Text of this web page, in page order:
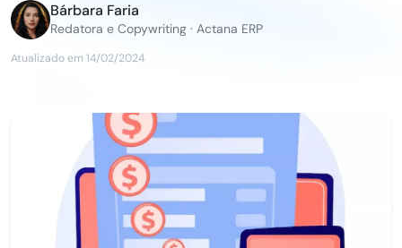
Bárbara Faria
Redatora e Copywriting · Actana ERP
Atualizado em 14/02/2024